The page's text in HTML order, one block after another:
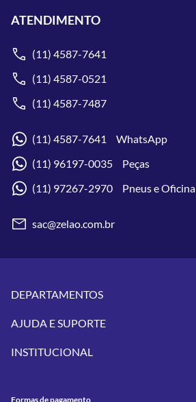
ATENDIMENTO
(11) 4587-7641
(11) 4587-0521
(11) 4587-7487
(11) 4587-7641 WhatsApp
(11) 96197-0035 Peças
(11) 97267-2970 Pneus e Oficina
sac@zelao.com.br
DEPARTAMENTOS
Vestuários
Pneus
Utilidades
AJUDA E SUPORTE
Meus Pedidos
INSTITUCIONAL
Formas de pagamento